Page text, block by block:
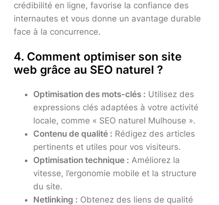
crédibilité en ligne, favorise la confiance des
internautes et vous donne un avantage durable
face à la concurrence.
4. Comment optimiser son site
web grâce au SEO naturel ?
Optimisation des mots-clés : Utilisez des
expressions clés adaptées à votre activité
locale, comme « SEO naturel Mulhouse ».
Contenu de qualité : Rédigez des articles
pertinents et utiles pour vos visiteurs.
Optimisation technique : Améliorez la
vitesse, l’ergonomie mobile et la structure
du site.
Netlinking : Obtenez des liens de qualité